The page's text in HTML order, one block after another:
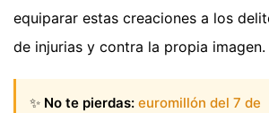
equiparar estas creaciones a los
de injurias y contra la propia imagen.
✨ No te pierdas: euromillón del 7 de